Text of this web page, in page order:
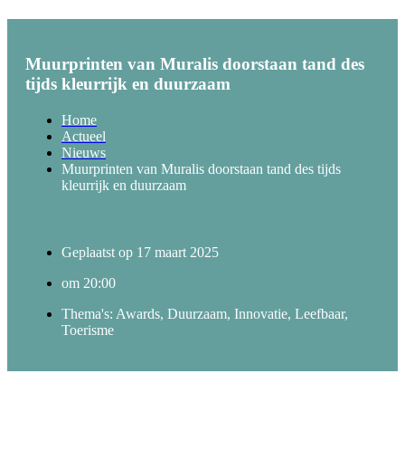
Muurprinten van Muralis doorstaan tand des
tijds kleurrijk en duurzaam
Home
Actueel
Nieuws
Muurprinten van Muralis doorstaan tand des tijds
kleurrijk en duurzaam
Geplaatst op 17 maart 2025
om 20:00
Thema's: Awards, Duurzaam, Innovatie, Leefbaar,
Toerisme